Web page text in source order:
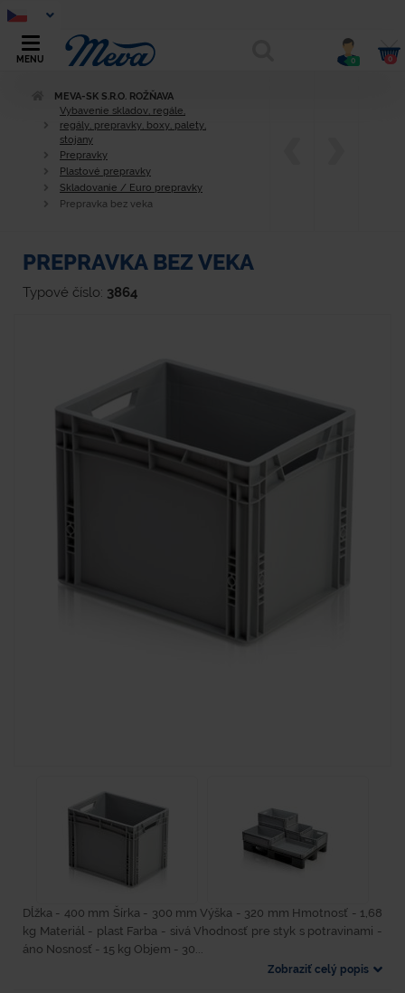
MENU 0 0
MEVA-SK S.R.O. ROŽŇAVA
Vybavenie skladov, regále,
regály, prepravky, boxy, palety,
stojany
Prepravky
Plastové prepravky
Skladovanie / Euro prepravky
Prepravka bez veka
PREPRAVKA BEZ VEKA
Typové číslo: 3864
Dĺžka - 400 mm Šírka - 300 mm Výška - 320 mm Hmotnosť - 1,68
kg Materiál - plast Farba - sivá Vhodnosť pre styk s potravinami -
áno Nosnosť - 15 kg Objem - 30...
Zobraziť celý popis